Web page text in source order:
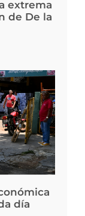
extrema
de De la
día